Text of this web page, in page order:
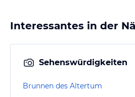
Interessantes in der
Sehenswürdigkeiten
Brunnen des Altertum